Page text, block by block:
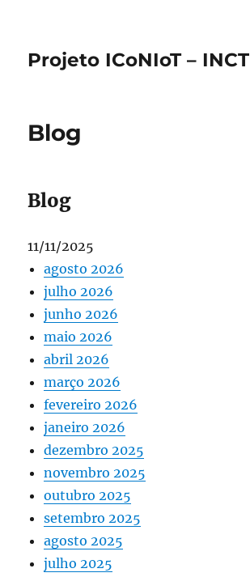
Projeto ICoNIoT – INCT
Blog
Blog
11/11/2025
agosto 2026
julho 2026
junho 2026
maio 2026
abril 2026
março 2026
fevereiro 2026
janeiro 2026
dezembro 2025
novembro 2025
outubro 2025
setembro 2025
agosto 2025
julho 2025